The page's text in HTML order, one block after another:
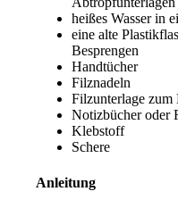
heißes Wasser in
eine alte
Besprengen
Handtücher
Filznadeln
Filzunterlage zum
Notizbücher oder
Klebstoff
Schere
Anleitung